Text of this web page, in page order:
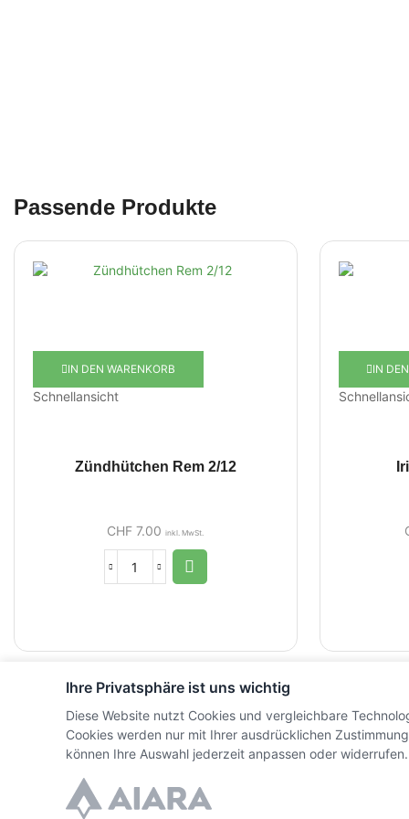
Passende Produkte
IN DEN WARENKORB
Schnellansicht
Zündhütchen Rem 2/12
CHF 7.00 inkl. MwSt.
IN
© Copyright WaffenZimmi | Powered by
Ihre Privatsphäre ist uns wichtig
Diese Website nutzt Cookies und vergleichbare
Cookies werden nur mit Ihrer ausdrücklichen
können Ihre Auswahl jederzeit anpassen oder widerrufen.